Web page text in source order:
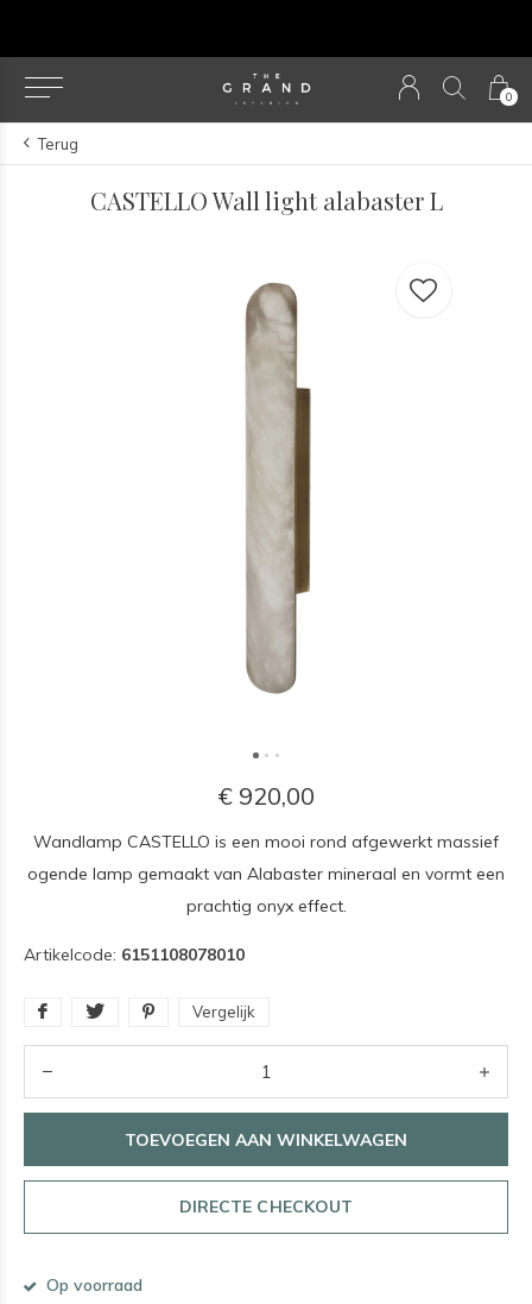
0
Terug
CASTELLO Wall light alabaster L
€ 920,00
Wandlamp CASTELLO is een mooi rond afgewerkt massief
ogende lamp gemaakt van Alabaster mineraal en vormt een
prachtig onyx effect.
Artikelcode: 6151108078010
Vergelijk
TOEVOEGEN AAN WINKELWAGEN
DIRECTE CHECKOUT
Op voorraad